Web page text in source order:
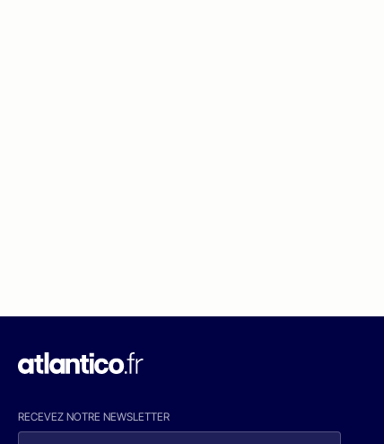
RECEVEZ NOTRE NEWSLETTER